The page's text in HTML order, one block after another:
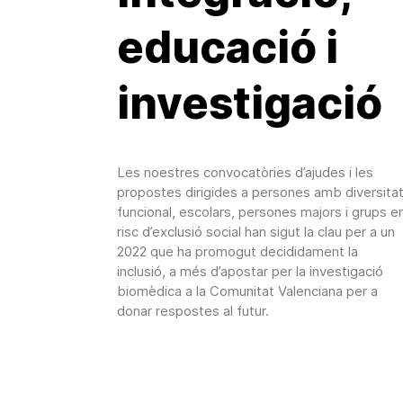
educació i
investigació
Les noestres convocatòries d’ajudes i les
propostes dirigides a persones amb diversitat
funcional, escolars, persones majors i grups
risc d’exclusió social han sigut la clau per a un
2022 que ha promogut decididament la
inclusió, a més d’apostar per la investigació
biomèdica a la Comunitat Valenciana per a
donar respostes al futur.